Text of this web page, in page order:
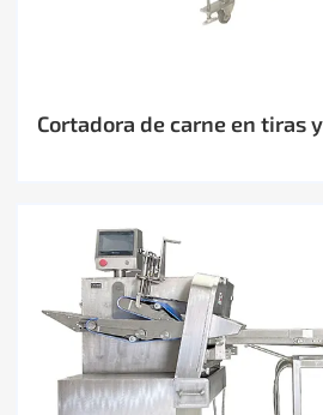
Cortadora de carne en tiras